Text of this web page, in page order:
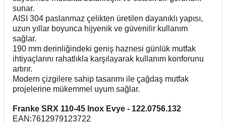
sunar.
AISI 304 paslanmaz çelikten üretilen dayanıklı yapısı,
uzun yıllar boyunca hijyenik ve güvenilir kullanım
sağlar.
190 mm derinliğindeki geniş haznesi günlük mutfak
ihtiyaçlarını rahatlıkla karşılayarak kullanım konforunu
artırır.
Modern çizgilere sahip tasarımı ile çağdaş mutfak
projelerine mükemmel uyum sağlar.
Franke SRX 110-45 Inox Evye - 122.0756.132
EAN:7612979123722